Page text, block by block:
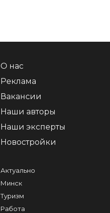
О нас
Реклама
Вакансии
Наши авторы
Наши эксперты
Новостройки
Актуально
Минск
Туризм
Работа